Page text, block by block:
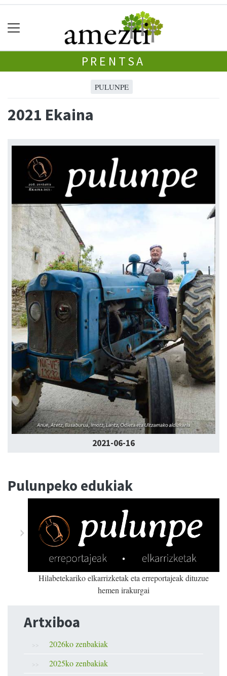
PRENTSA
PULUNPE
2021 Ekaina
2021-06-16
Pulunpeko edukiak
Hilabetekariko elkarrizketak eta erreportajeak dituzue
hemen irakurgai
Artxiboa
2026ko zenbakiak
2025ko zenbakiak